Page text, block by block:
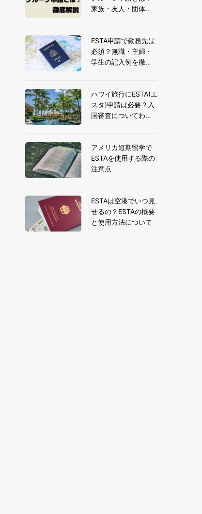
家族・友人・団体旅
ESTA申請で勤務先は
必須？無職・主婦・
学生の記入例を徹底
ハワイ旅行にESTA(エ
スタ)申請は必要？入
国審査についてわか
アメリカ短期留学で
ESTAを使用する際の
注意点
ESTAは空港でいつ見
せるの？ESTAの概要
と使用方法について